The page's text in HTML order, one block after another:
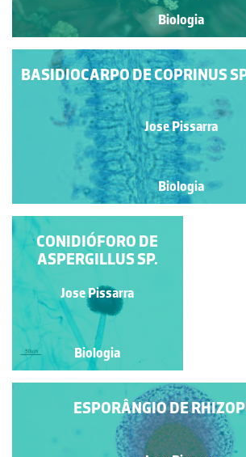
Biologia
BASIDIOCARPO DE COPRINUS
Jose Pissarra
Biologia
MICÉLIO DE
RHIZOPUS SP.
Jose Pissarra
Biologia
ESPORÂNGIO DE
CONIDIÓFORO DE
ASPERGILLUS SP.
Jose Pissarra
Biologia